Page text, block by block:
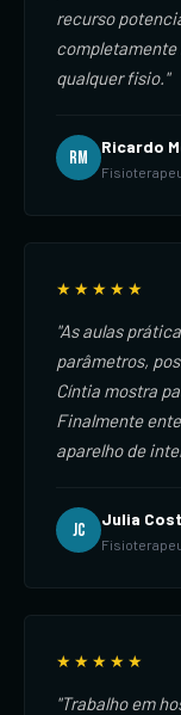
recurso
completamente
qualquer fisio."
RM
Ricardo
★★★★★
"As aulas
parâmetros,
Cíntia mostra
Finalmente
aparelho de
JC
Julia
★★★★★
"Trabalho em